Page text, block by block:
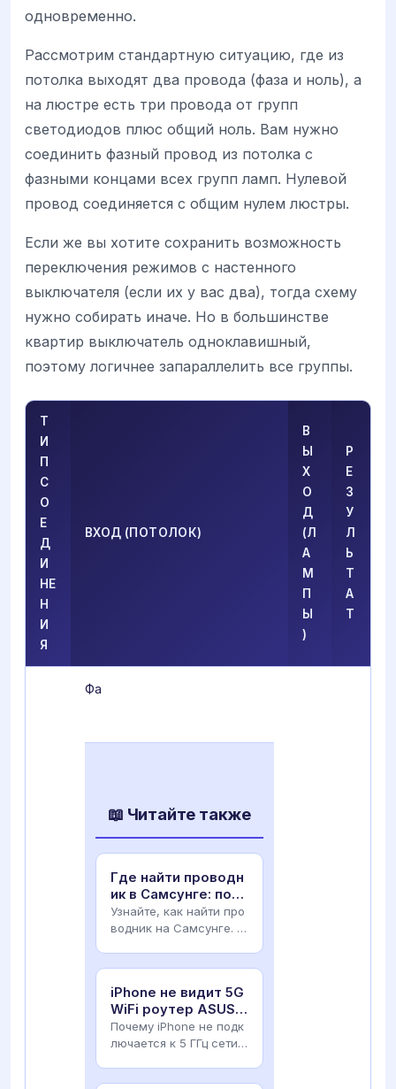
одновременно.
Рассмотрим стандартную ситуацию, где из
потолка выходят два провода (фаза и ноль), а
на люстре есть три провода от групп
светодиодов плюс общий ноль. Вам нужно
соединить фазный провод из потолка с
фазными концами всех групп ламп. Нулевой
провод соединяется с общим нулем люстры.
Если же вы хотите сохранить возможность
переключения режимов с настенного
выключателя (если их у вас два), тогда схему
нужно собирать иначе. Но в большинстве
квартир выключатель одноклавишный,
поэтому логичнее запараллелить все группы.
Т
И
П
С
О
Е
Д
И
НЕ
Н
И
Я
ВХОД (ПОТОЛОК)
В
Ы
Х
О
Д
(Л
А
М
П
Ы
)
Р
Е
З
У
Л
Ь
Т
А
Т
Фа
📖 Читайте также
Где найти проводн
ик в Самсунге: поис
к скрытых файлов
Узнайте, как найти про
водник на Самсунге. И
iPhone не видит 5G
WiFi роутер ASUS:
причины и решение
Почему iPhone не подк
лючается к 5 ГГц сети